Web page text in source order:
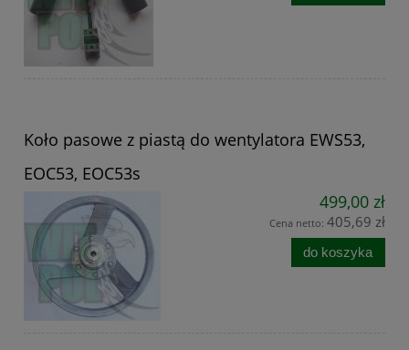
Koło pasowe z piastą do wentylatora EWS53,
EOC53, EOC53s
499,00 zł
Cena netto: 405,69 zł
do koszyka